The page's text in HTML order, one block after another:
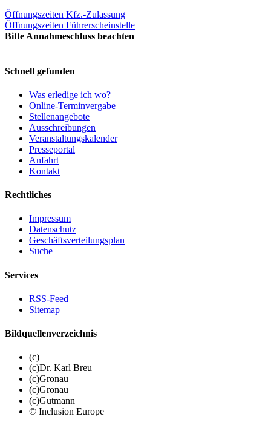
Öffnungszeiten Kfz.-Zulassung
Öffnungszeiten Führerscheinstelle
Bitte Annahmeschluss beachten
Schnell gefunden
Was erledige ich wo?
Online-Terminvergabe
Stellenangebote
Ausschreibungen
Veranstaltungskalender
Presseportal
Anfahrt
Kontakt
Rechtliches
Impressum
Datenschutz
Geschäftsverteilungsplan
Suche
Services
RSS-Feed
Sitemap
Bildquellenverzeichnis
(c)
(c)Dr. Karl Breu
(c)Gronau
(c)Gronau
(c)Gutmann
© Inclusion Europe